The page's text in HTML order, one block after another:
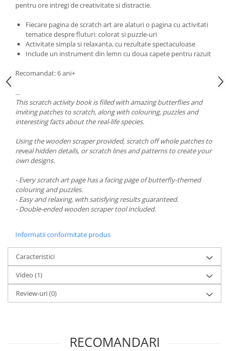
pentru ore intregi de creativitate si distractie.
Fiecare pagina de scratch art are alaturi o pagina cu activitati
tematice despre fluturi: colorat si puzzle-uri
Activitate simpla si relaxanta, cu rezultate spectaculoase
Include un instrument din lemn cu doua capete pentru razuit
Recomandat: 6 ani+
...
This scratch activity book is filled with amazing butterflies and
inviting patches to scratch, along with colouring, puzzles and
interesting facts about the real-life species.
Using the wooden scraper provided, scratch off whole patches to
reveal hidden details, or scratch lines and patterns to create your
own designs.
- Every scratch art page has a facing page of butterfly-themed
colouring and puzzles.
- Easy and relaxing, with satisfying results guaranteed.
- Double-ended wooden scraper tool included.
Informatii conformitate produs
Caracteristici
Video (1)
Review-uri(0)
RECOMANDARI